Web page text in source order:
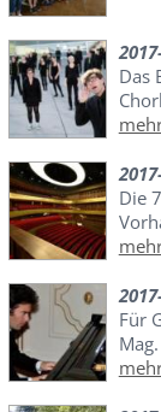
Das
Die
Für